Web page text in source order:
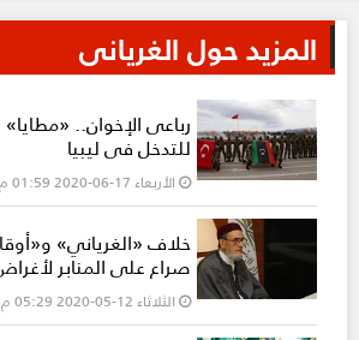
المزيد حول الغريانى
رباعى الإخوان..
للتدخل في ليبيا
الأربعاء 17-06-2020 01:59 م
خلاف «الغرياني»
صراع على المنابر
الثلاثاء 12-05-2020 05:29 م